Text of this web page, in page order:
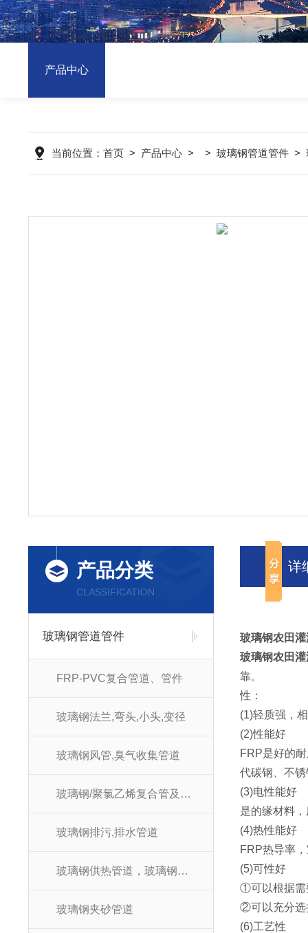
产品中心
当前位置： 首页> 产品中心> > 玻璃钢管道管件>
产品分类
CLASSIFICATION
玻璃钢管道管件
FRP-PVC复合管道、管件
玻璃钢法兰,弯头,小头,变径
玻璃钢风管,臭气收集管道
玻璃钢/聚氯乙烯复合管及管件
玻璃钢排污,排水管道
玻璃钢供热管道，玻璃钢供暖管道
玻璃钢夹砂管道
详
玻璃钢农田
玻璃钢农田
靠。
性：
(1)轻质强，
(2)性能好
FRP是好的
代碳钢、不
(3)电性能好
是的缘材料
(4)热性能好
FRP热导率
(5)可性好
①可以根据需
②可以充分选
(6)工艺性